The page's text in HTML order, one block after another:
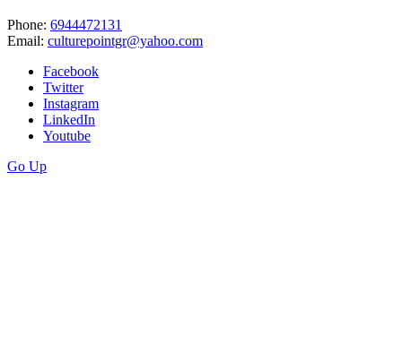
Phone: 6944472131
Email: culturepointgr@yahoo.com
Facebook
Twitter
Instagram
LinkedIn
Youtube
Go Up